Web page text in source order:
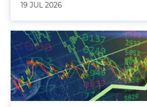
19 JUL 2026